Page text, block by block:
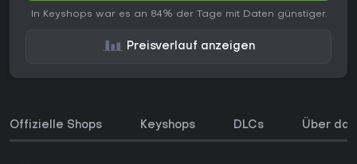
In Keyshops war es an 84% der Tage mit Daten günstiger.
Preisverlauf anzeigen
Offizielle Shops Keyshops DLCs Über